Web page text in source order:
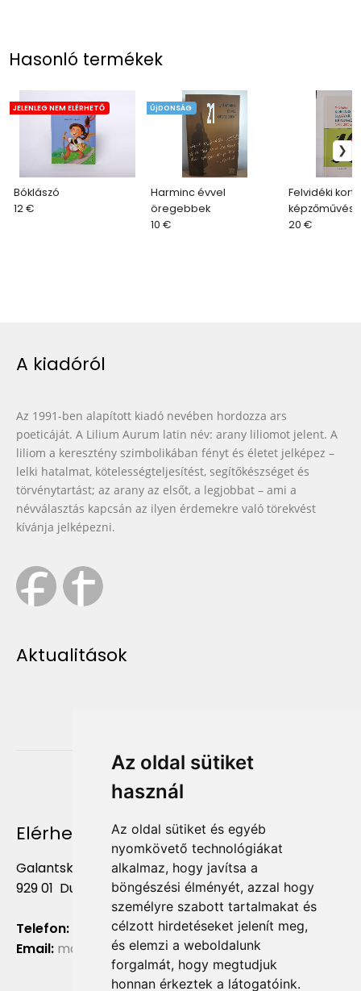
Az oldal sütiket
használ
Az oldal sütiket és egyéb
nyomkövető technológiákat
alkalmaz, hogy javítsa a
böngészési élményét, azzal hogy
személyre szabott tartalmakat és
célzott hirdetéseket jelenít meg,
és elemzi a weboldalunk
forgalmát, hogy megtudjuk
honnan érkeztek a látogatóink.
Hasonló termékek
Bóklászó
JELENLEG NEM ELÉRHETŐ
12 €
Harminc évvel
öregebbek
ÚjDONSÁG
10 €
Felvidéki
20 €
A kiadóról
Az 1991-ben alapított kiadó nevében hordozza ars
poeticáját. A Lilium Aurum latin név: arany liliomot jelent. A
liliom a keresztény szimbolikában fényt és életet jelképez –
lelki hatalmat, kötelességteljesítést, segítőkészséget és
törvénytartást; az arany az elsőt, a legjobbat – ami a
névválasztás kapcsán az ilyen érdemekre való törekvést
kívánja jelképezni.
Aktualitások
Elérhetőség
Galantská cesta 658/2F
929 01 Dunajská Streda
Telefon:
+421 903 724 781
Email: marketing@liliumaurum.sk